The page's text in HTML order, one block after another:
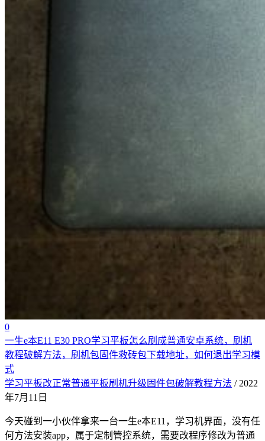
0
一生e本E11 E30 PRO学习平板怎么刷成普通安卓系统，刷机
教程破解方法，刷机包固件救砖包下载地址，如何退出学习模
式
学习平板改正常普通平板刷机升级固件包破解教程方法 / 2022
年7月11日
今天碰到一小伙伴拿来一台一生e本E11，学习机界面，没有任
何方法安装app，属于定制管控系统，需要改程序修改为普通